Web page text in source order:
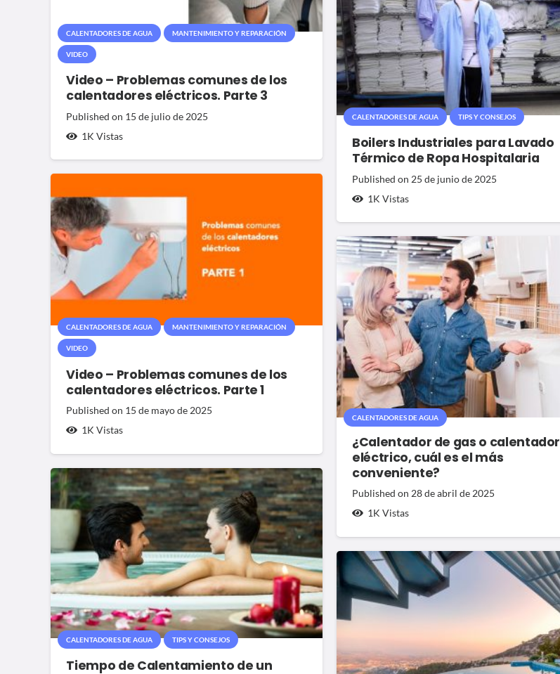
CALENTADORES DE AGUA MANTENIMIENTO Y REPARACIÓN
VIDEO
Video – Problemas comunes de los
calentadores eléctricos. Parte 3
Published on 15 de julio de 2025
1K Vistas
CALENTADORES DE AGUA TIPS Y CONSEJOS
Boilers Industriales para Lavado
Térmico de Ropa Hospitalaria
Published on 25 de junio de 2025
1K Vistas
CALENTADORES DE AGUA MANTENIMIENTO Y REPARACIÓN
VIDEO
Video – Problemas comunes de los
calentadores eléctricos. Parte 1
Published on 15 de mayo de 2025
1K Vistas
CALENTADORES DE AGUA
¿Calentador de gas o calentador
eléctrico, cuál es el más
conveniente?
Published on28 de abril de 2025
1K Vistas
CALENTADORES DE AGUA TIPS Y CONSEJOS
Tiempo de Calentamiento de un